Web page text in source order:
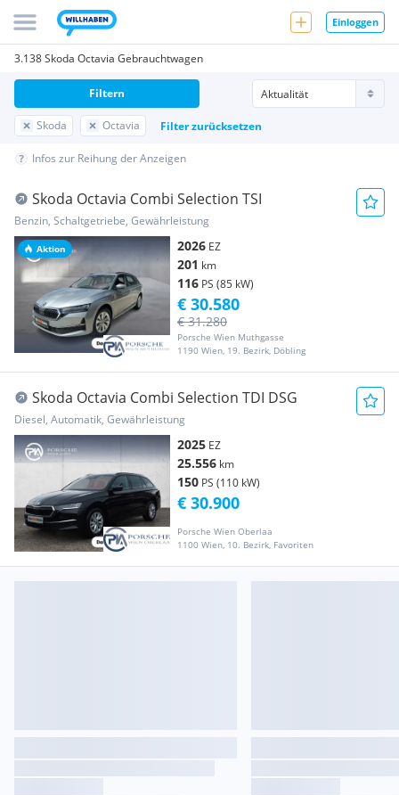
Einloggen
3.138 Skoda Octavia Gebrauchtwagen
Skoda Octavia Filter zurücksetzen
Filtern
Infos zur Reihung der Anzeigen
Aktion
Skoda Octavia Combi Selection TSI
Benzin, Schaltgetriebe, Gewährleistung
2026 EZ
201 km
116 PS (85 kW)
Porsche Wien Muthgasse
1190 Wien, 19. Bezirk, Döbling
€ 31.280
€ 30.580
Skoda Octavia Combi Selection TDI DSG
Diesel, Automatik, Gewährleistung
2025 EZ
25.556 km
150 PS (110 kW)
Porsche Wien Oberlaa
1100 Wien, 10. Bezirk, Favoriten
€ 30.900